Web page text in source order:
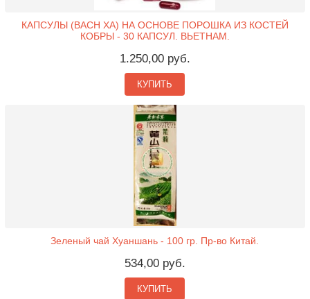
КАПСУЛЫ (BACH XA) НА ОСНОВЕ ПОРОШКА ИЗ КОСТЕЙ
КОБРЫ - 30 КАПСУЛ. ВЬЕТНАМ.
1.250,00 руб.
КУПИТЬ
Зеленый чай Хуаншань - 100 гр. Пр-во Китай.
534,00 руб.
КУПИТЬ